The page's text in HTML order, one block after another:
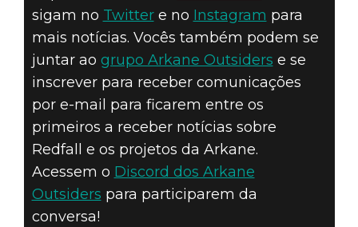
sigam no Twittere no Instagram para
mais notícias. Vocês também podem se
juntar ao grupo Arkane Outsiders e se
inscrever para receber comunicações
por e-mail para ficarem entre os
primeiros a receber notícias sobre
Redfall e os projetos da Arkane.
Acessem o Discord dos Arkane
Outsiders para participarem da
conversa!